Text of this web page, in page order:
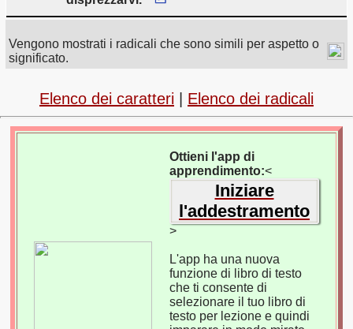
Vengono mostrati i radicali che sono simili per aspetto o
significato.
Elenco dei caratteri Elenco dei radicali
Ottieni l'app di
apprendimento:<
Iniziare
l'addestramento
>
L'app ha una nuova
funzione di libro di testo
che ti consente di
selezionare il tuo libro di
testo per lezione e quindi